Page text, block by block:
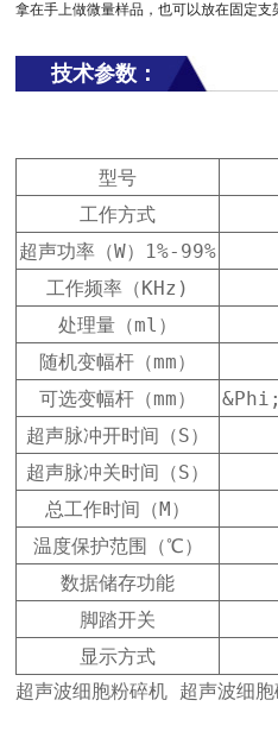
拿在手上做微量样品，也可以放在固定支
技术参数：
型号
工作方式
超声功率（W）1%-99%
工作频率（KHz)
处理量（ml）
随机变幅杆（mm）
可选变幅杆（mm）
超声脉冲开时间（S）
超声脉冲关时间（S）
总工作时间（M）
温度保护范围（℃）
数据储存功能
脚踏开关
显示方式
超声波细胞粉碎机 超声波细